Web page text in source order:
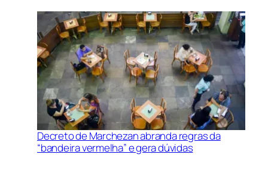
Decreto de Marchezan abranda regras da
“bandeira vermelha” e gera dúvidas